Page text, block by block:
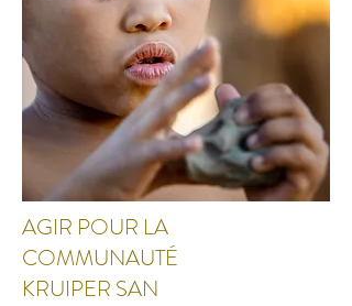
AGIR POUR LA
COMMUNAUTÉ
KRUIPER SAN